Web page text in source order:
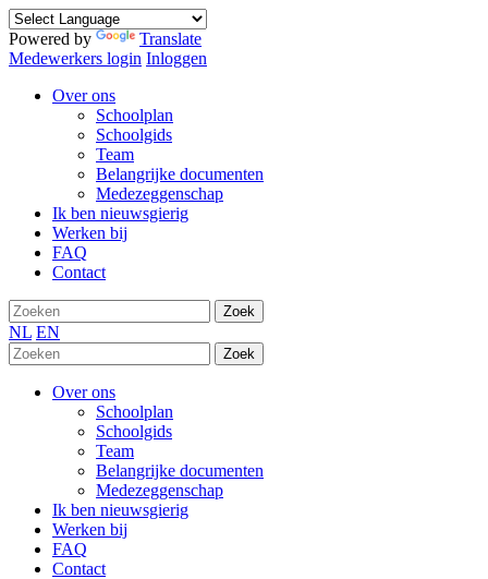
Powered by
Translate
Medewerkers login Inloggen
Over ons
Schoolplan
Schoolgids
Team
Belangrijke documenten
Medezeggenschap
Ik ben nieuwsgierig
Werken bij
FAQ
Contact
Zoek
NL EN
Zoek
Over ons
Schoolplan
Schoolgids
Team
Belangrijke documenten
Medezeggenschap
Ik ben nieuwsgierig
Werken bij
FAQ
Contact